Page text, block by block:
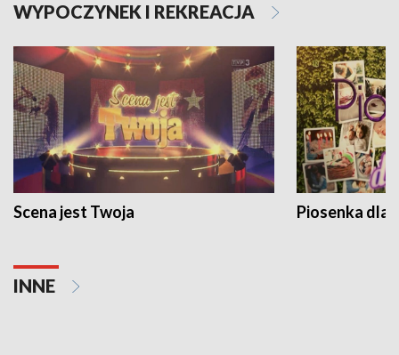
WYPOCZYNEK I REKREACJA
Scena jest Twoja Piosenka dla
INNE